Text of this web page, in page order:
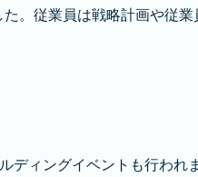
。従業員は戦略計画や従
ィングイベントも行われま